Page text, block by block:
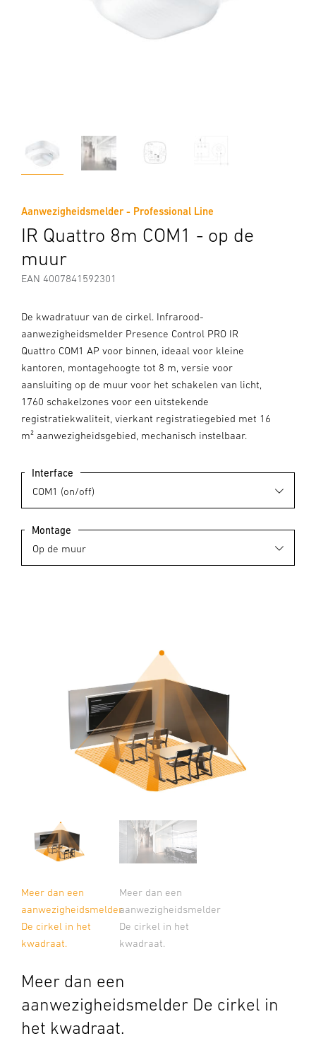
Aanwezigheidsmelder - Professional Line
IR Quattro 8m COM1 - op de
muur
EAN 4007841592301
De kwadratuur van de cirkel. Infrarood-
aanwezigheidsmelder Presence Control PRO IR
Quattro COM1 AP voor binnen, ideaal voor kleine
kantoren, montagehoogte tot 8 m, versie voor
aansluiting op de muur voor het schakelen van licht,
1760 schakelzones voor een uitstekende
registratiekwaliteit, vierkant registratiegebied met 16
m² aanwezigheidsgebied, mechanisch instelbaar.
Interface
Montage
Meer dan een
aanwezigheidsmelder
De cirkel in het
kwadraat.
Meer dan een
aanwezigheidsmelder
De cirkel in het
kwadraat.
Meer dan een
aanwezigheidsmelder De cirkel in
het kwadraat.